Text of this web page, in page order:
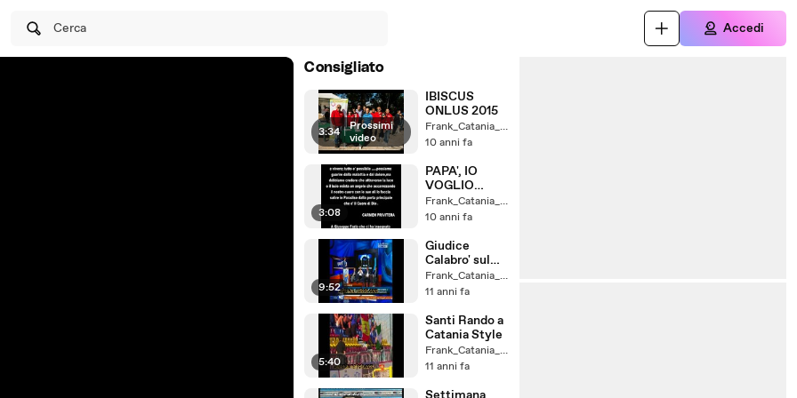
Cerca Accedi
Consigliato
3:34 | Prossimi
video
IBISCUS
ONLUS 2015
Frank_Catania_un_Fede
10 anni fa
3:08
PAPA', IO
VOGLIO
GUARIRE
Frank_Catania_un_Fede
10 anni fa
9:52
Giudice
Calabro' sul
Caso CataniaFrank_Catania_un_Fede
11 anni fa
5:40
Santi Rando a
Catania Style
Frank_Catania_un_Fede
11 anni fa